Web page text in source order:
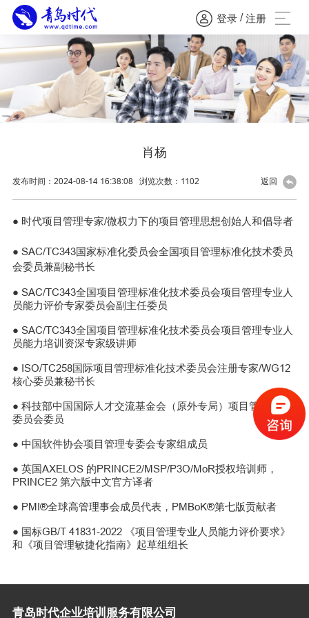
登录 / 注册
肖杨
发布时间：2024-08-14 16:38:08 浏览次数： 1102 返回
● 时代项目管理专家/微权力下的项目管理思想创始人和倡导者
● SAC/TC343国家标准化委员会全国项目管理标准化技术委员
会委员兼副秘书长
● SAC/TC343全国项目管理标准化技术委员会项目管理专业人
员能力评价专家委员会副主任委员
● SAC/TC343全国项目管理标准化技术委员会项目管理专业人
员能力培训资深专家级讲师
● ISO/TC258国际项目管理标准化技术委员会注册专家/WG12
核心委员兼秘书长
● 科技部中国国际人才交流基金会（原外专局）项目管理专业
委员会委员
● 中国软件协会项目管理专委会专家组成员
● 英国AXELOS 的PRINCE2/MSP/P3O/MoR授权培训师，
PRINCE2 第六版中文官方译者
● PMI®全球高管理事会成员代表，PMBoK®第七版贡献者
● 国标GB/T 41831-2022 《项目管理专业人员能力评价要求》
和《项目管理敏捷化指南》起草组组长
青岛时代企业培训服务有限公司